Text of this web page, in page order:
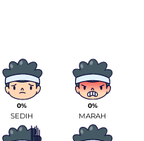
0%
SEDIH
0%
MARAH